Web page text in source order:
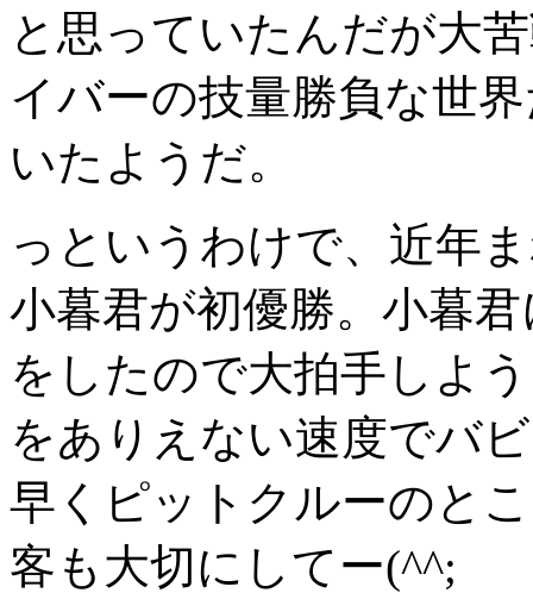
と思っていたんだが大
イバーの技量勝負な世
いたようだ。
っというわけで、近年
小暮君が初優勝。小暮
をしたので大拍手しよ
をありえない速度でバ
早くピットクルーのと
客も大切にしてー(^^;